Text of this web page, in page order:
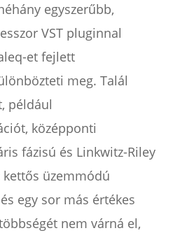
egyszerűbb,
VST pluginnal
et fejlett
meg. Talál
például
középponti
fázisú és Linkwitz-Riley
üzemmódú
egy sor más értékes
nem várná el,